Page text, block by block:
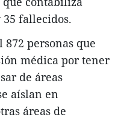
35 fallecidos.
personas que
médica por tener
de áreas
aíslan en
áreas de